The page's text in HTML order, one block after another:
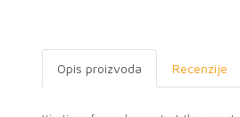
Opis proizvoda Recenzije